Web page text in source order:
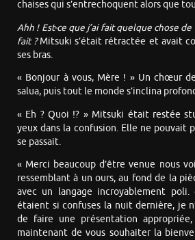
chaises qui s’entrechoquent alors que
Ahh ! Est-ce que j’ai fait quelque chose de
fait ?Mitsuki s’était rétractée et avait
ses bras.
« Bonjour à vous, Mère ! » Un chœur
salua, puis tout le monde s’inclina
« Eh ? Quoi !? » Mitsuki était restée
yeux dans la confusion. Elle ne pouvait
se passait.
« Merci beaucoup d’être venue nous
ressemblant à un ours, au fond de la
avec un langage incroyablement poli.
étaient si confuses la nuit dernière, je
de faire une présentation
maintenant de vous souhaiter la